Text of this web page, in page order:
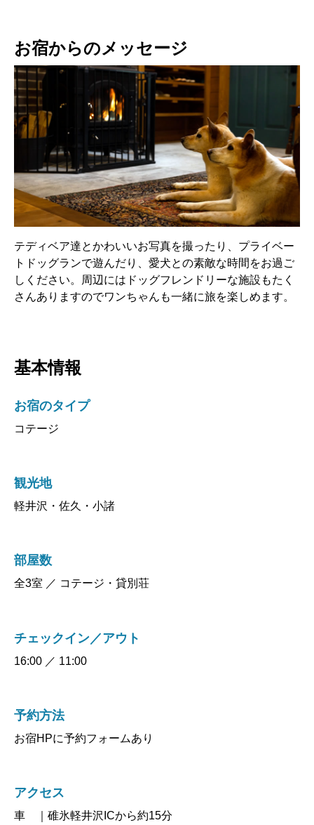
お宿からのメッセージ
テディベア達とかわいいお写真を撮ったり、プライベー
トドッグランで遊んだり、愛犬との素敵な時間をお過ご
しください。周辺にはドッグフレンドリーな施設もたく
さんありますのでワンちゃんも一緒に旅を楽しめます。
基本情報
お宿のタイプ
コテージ
観光地
軽井沢・佐久・小諸
部屋数
全3室 ／ コテージ・貸別荘
チェックイン／アウト
16:00 ／ 11:00
予約方法
お宿HPに予約フォームあり
アクセス
車 ｜碓氷軽井沢ICから約15分